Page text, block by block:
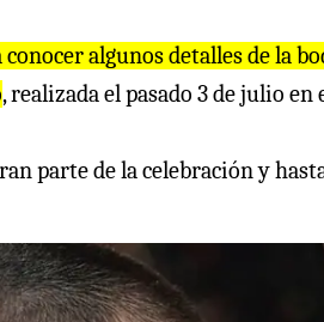
algunos detalles de la
, realizada el pasado 3 de julio
parte de la celebración y